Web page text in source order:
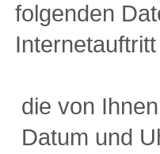
folgenden
 die von
 Datum und